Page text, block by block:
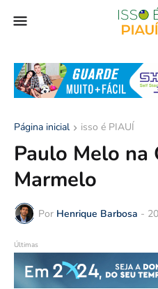
Página inicial isso é PIAUÍ
Paulo Melo na
Marmelo
Por Henrique Barbosa -
Últimas